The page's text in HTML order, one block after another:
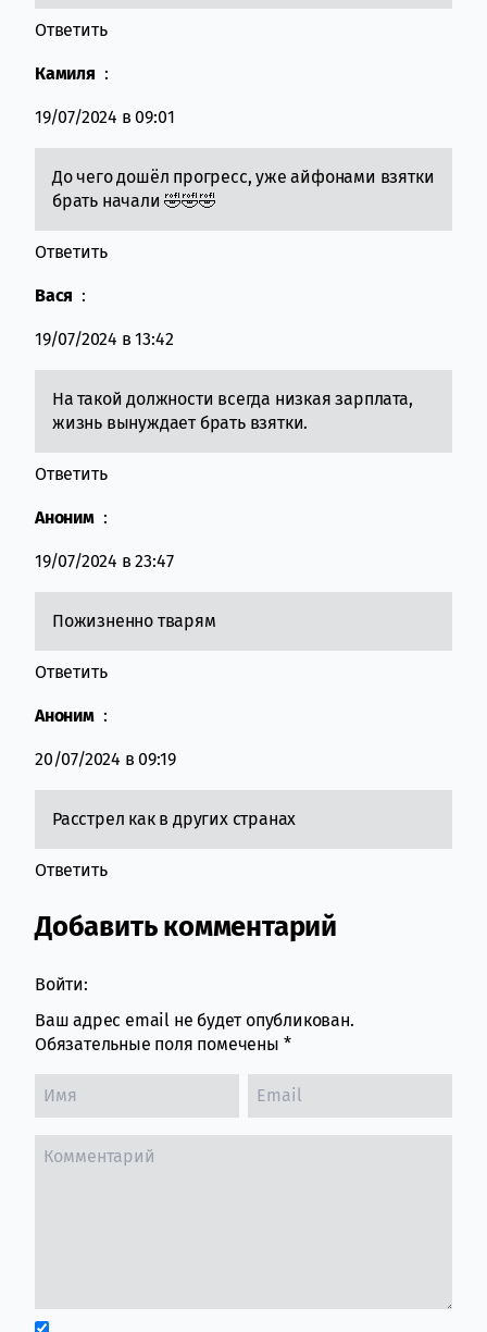
Ответить
Камиля :
19/07/2024 в 09:01
До чего дошёл прогресс, уже айфонами взятки
брать начали 🤣🤣🤣
Ответить
Вася :
19/07/2024 в 13:42
На такой должности всегда низкая зарплата,
жизнь вынуждает брать взятки.
Ответить
Аноним :
19/07/2024 в 23:47
Пожизненно тварям
Ответить
Аноним :
20/07/2024 в 09:19
Расстрел как в других странах
Ответить
Добавить комментарий
Войти:
Ваш адрес email не будет опубликован.
Обязательные поля помечены *